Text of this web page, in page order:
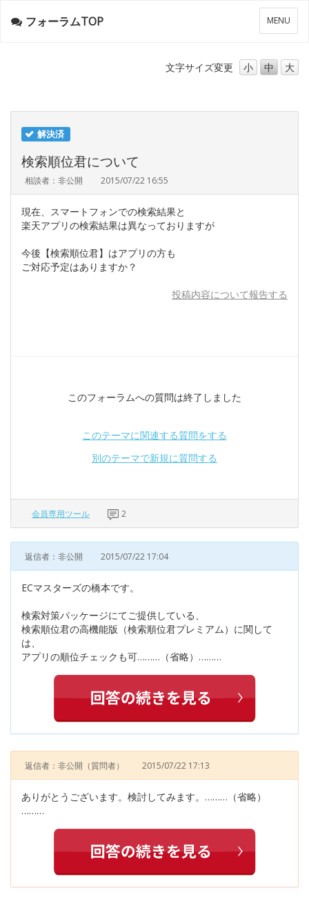
メ
ニ
ー
MENU
フォーラムTOP
文字サイズ変更 小 中 大
解決済
検索順位君について
相談者：非公開 2015/07/22 16:55
現在、スマートフォンでの検索結果と
楽天アプリの検索結果は異なっておりますが
今後【検索順位君】はアプリの方も
ご対応予定はありますか？
投稿内容について報告する
このフォーラムへの質問は終了しました
このテーマに関連する質問をする
別のテーマで新規に質問する
会員専用ツール 2
返信者：非公開 2015/07/22 17:04
ECマスターズの橋本です。
検索対策パッケージにてご提供している、
検索順位君の高機能版（検索順位君プレミアム）に関して
は、
アプリの順位チェックも可………（省略）………
返信者：非公開 （質問者） 2015/07/22 17:13
ありがとうございます。検討してみます。………（省略）
………